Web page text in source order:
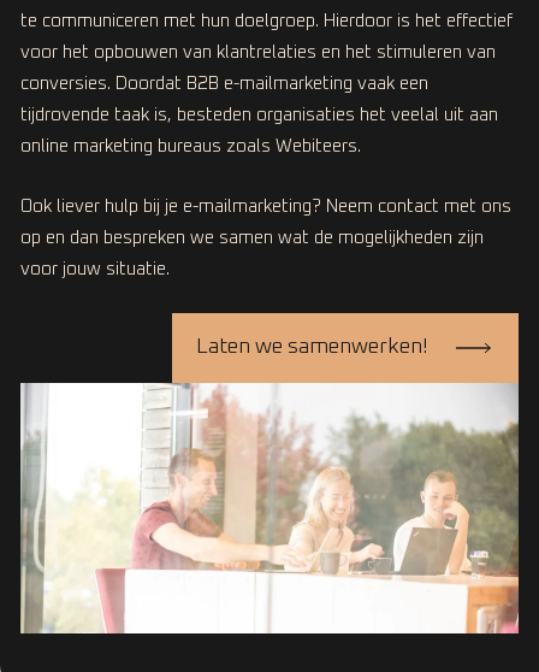
te communiceren met hun doelgroep. Hierdoor is het effectief
voor het opbouwen van klantrelaties en het stimuleren van
conversies. Doordat B2B e-mailmarketing vaak een
tijdrovende taak is, besteden organisaties het veelal uit aan
online marketing bureaus zoals Webiteers.
Ook liever hulp bij je e-mailmarketing? Neem contact met ons
op en dan bespreken we samen wat de mogelijkheden zijn
voor jouw situatie.
Laten we samenwerken!